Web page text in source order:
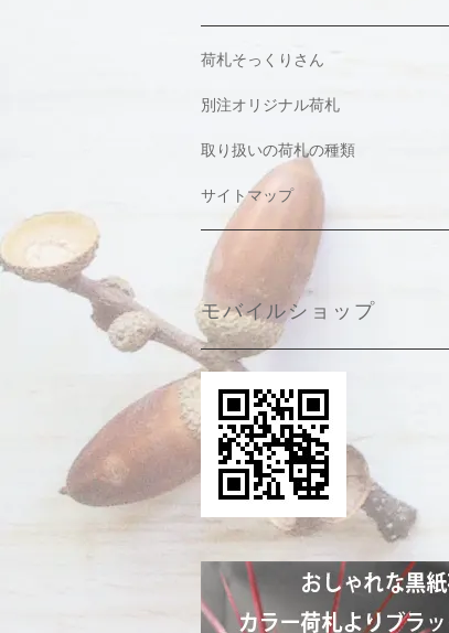
荷札そっくりさん
別注オリジナル荷札
取り扱いの荷札の種類
サイトマップ
モバイルショップ